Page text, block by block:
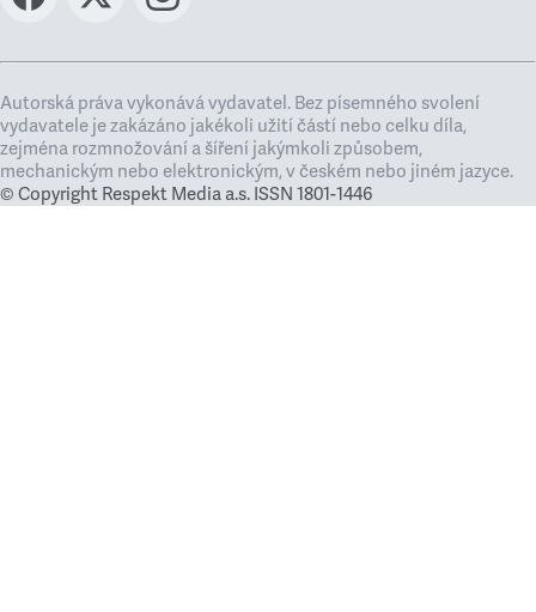
Autorská práva vykonává vydavatel. Bez písemného svolení
vydavatele je zakázáno jakékoli užití částí nebo celku díla,
zejména rozmnožování a šíření jakýmkoli způsobem,
mechanickým nebo elektronickým, v českém nebo jiném jazyce.
© Copyright Respekt Media a.s. ISSN 1801-1446